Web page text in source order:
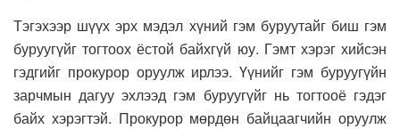
Тэгэхээр шүүх эрх мэдэл хүний гэм буруутайг биш гэм
буруугүйг тогтоох ёстой байхгүй юу. Гэмт хэрэг хийсэн
гэдгийг прокурор оруулж ирлээ. Үүнийг гэм буруугүйн
зарчмын дагуу эхлээд гэм буруугүйг нь тогтооё гэдэг
байх хэрэгтэй. Прокурор мөрдөн байцаагчийн оруулж